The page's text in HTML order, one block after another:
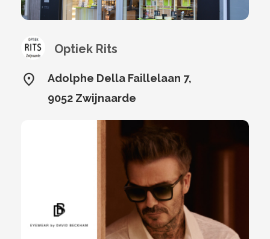
Optiek Rits
Adolphe Della Faillelaan 7,
9052 Zwijnaarde